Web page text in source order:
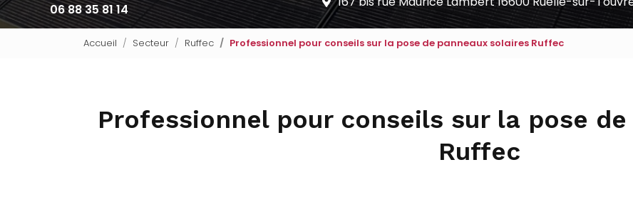
06 88 35 81 14
Accueil Secteur Ruffec Professionnel pour conseils sur la pose de panneaux solaires Ruffec
Professionnel pour conseils sur la pose
Ruffec